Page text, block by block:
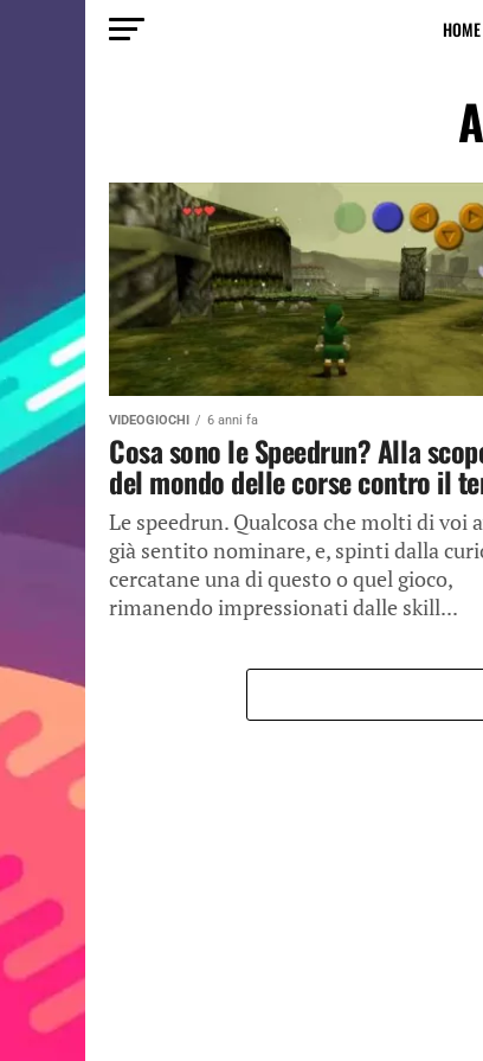
HOME
VIDEOGIOCHI 6 anni fa
Cosa sono le Speedrun? Alla
del mondo delle corse contro il
Le speedrun. Qualcosa che molti di voi
già sentito nominare, e, spinti dalla
cercatane una di questo o quel gioco,
rimanendo impressionati dalle skill...